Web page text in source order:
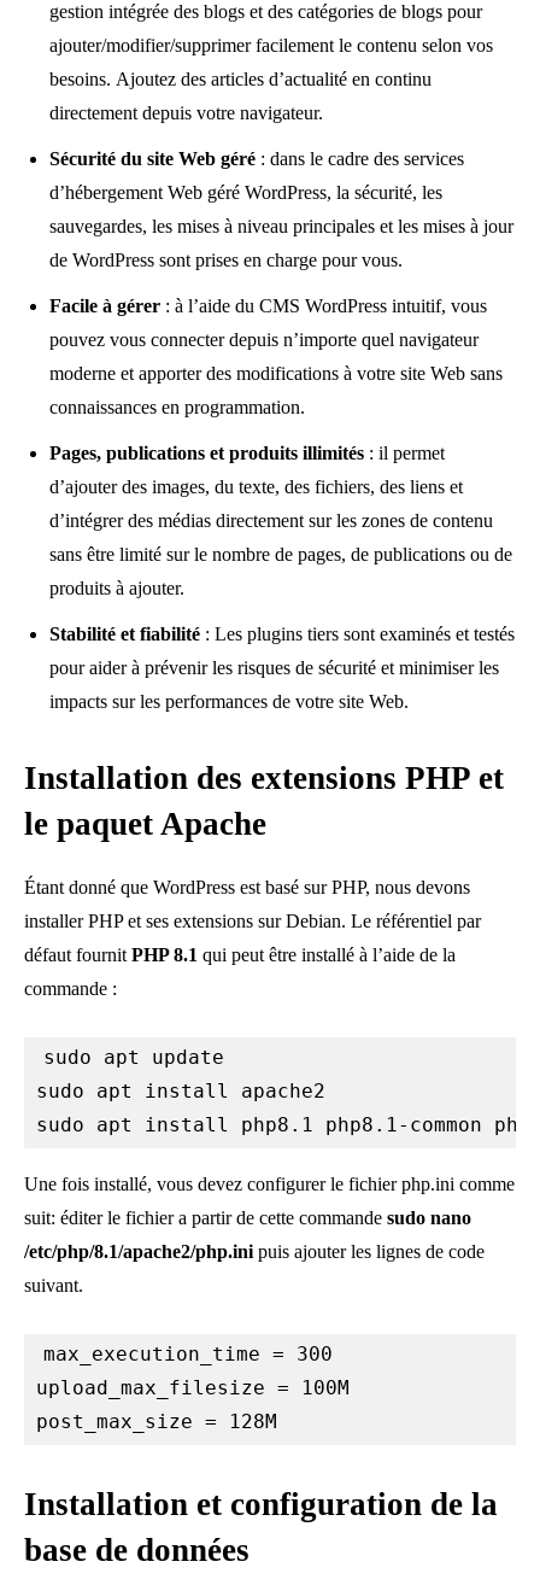
gestion intégrée des blogs et des catégories de blogs pour
ajouter/modifier/supprimer facilement le contenu selon vos
besoins. Ajoutez des articles d’actualité en continu
directement depuis votre navigateur.
Sécurité du site Web géré : dans le cadre des services
d’hébergement Web géré WordPress, la sécurité, les
sauvegardes, les mises à niveau principales et les mises à jour
de WordPress sont prises en charge pour vous.
Facile à gérer : à l’aide du CMS WordPress intuitif, vous
pouvez vous connecter depuis n’importe quel navigateur
moderne et apporter des modifications à votre site Web sans
connaissances en programmation.
Pages, publications et produits illimités : il permet
d’ajouter des images, du texte, des fichiers, des liens et
d’intégrer des médias directement sur les zones de contenu
sans être limité sur le nombre de pages, de publications ou de
produits à ajouter.
Stabilité et fiabilité : Les plugins tiers sont examinés et testés
pour aider à prévenir les risques de sécurité et minimiser les
impacts sur les performances de votre site Web.
Installation des extensions PHP et
le paquet Apache
Étant donné que WordPress est basé sur PHP, nous devons
installer PHP et ses extensions sur Debian. Le référentiel par
défaut fournitPHP 8.1 qui peut être installé à l’aide de la
commande :
sudo apt update
sudo apt install apache2
sudo apt install php8.1 php8.1-common
Une fois installé, vous devez configurer le fichier php.ini comme
suit: éditer le fichier a partir de cette commande sudo nano
/etc/php/8.1/apache2/php.inipuis ajouter les lignes de code
suivant.
max_execution_time = 300
upload_max_filesize = 100M
post_max_size = 128M
Installation et configuration de la
base de données